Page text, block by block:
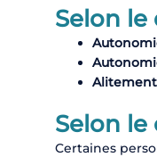
Selon
Selon
Certaines